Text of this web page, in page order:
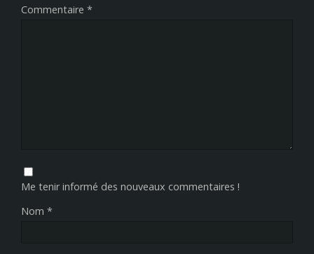
Commentaire *
Me tenir informé des nouveaux commentaires !
Nom *